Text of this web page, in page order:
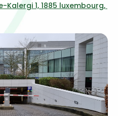
Kalergi 1, 1885 luxembourg,